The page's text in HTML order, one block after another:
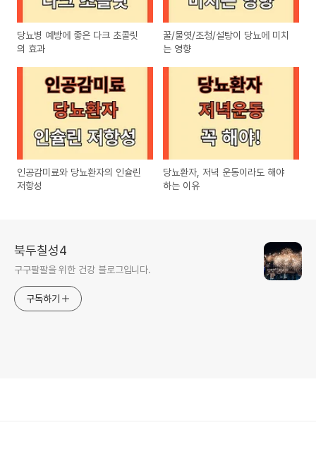
당뇨병 예방에 좋은 다크 초콜릿
의 효과
꿀/물엿/조청/설탕이 당뇨에 미치
는 영향
인공감미료와 당뇨환자의 인슐린
저항성
당뇨환자, 저녁 운동이라도 해야
하는 이유
북두칠성4
구구팔팔을 위한 건강 블로그입니다.
구독하기